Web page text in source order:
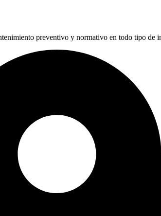
preventivo y normativo en todo tipo de